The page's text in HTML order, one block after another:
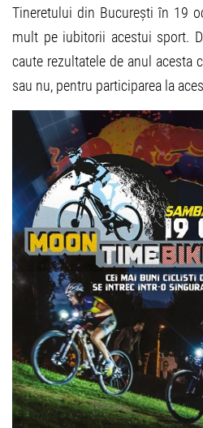
Tineretului din București în 19
mult pe iubitorii acestui sport.
caute rezultatele de anul acesta
sau nu, pentru participarea la